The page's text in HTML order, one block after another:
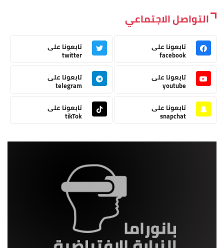
التواصل الاجتماعي
تابعونا على
facebook
تابعونا على
twitter
تابعونا على
youtube
تابعونا على
telegram
تابعونا على
snapchat
تابعونا على
tikTok